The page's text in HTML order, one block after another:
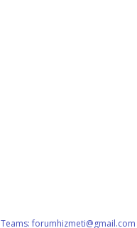
Teams:forumhizmeti@gmail.com